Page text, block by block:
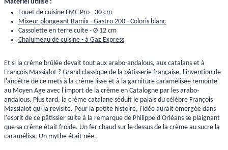
Matériel utilisé :
Fouet de cuisine FMC Pro - 30 cm
Mixeur plongeant Bamix - Gastro 200 - Coloris blanc
Cassolette en terre cuite - Ø 12 cm
Chalumeau de cuisine - à Gaz Express
Et si la crème brûlée devait tout aux arabo-andalous, aux catalans et à
François Massialot ? Grand classique de la pâtisserie française, l'invention de
l'ancêtre de ce mets à la crème lisse et à la garniture caramélisée remonte
au Moyen Age avec l'import de la crème en Catalogne par les arabo-
andalous. Plus tard, la crème catalane séduit le palais du célèbre François
Massialot qui la revisite. Pour la petite histoire, l'idée aurait émergée dans
l'esprit de ce pâtissier suite à la remarque de Philippe d'Orléans se plaignant
que sa crème était froide. Un fer chaud sur le dessus de la crème au sucre la
caramélisa. Un mythe était née.